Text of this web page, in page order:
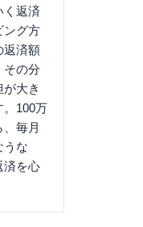
く返済
ング方
返済額
その分
大き
。100万
毎月
うな
済を心